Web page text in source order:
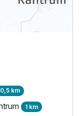
0,5 km
1 km